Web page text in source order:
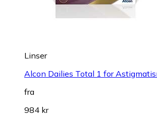
Linser
Alcon Dailies Total 1 for
fra
984 kr